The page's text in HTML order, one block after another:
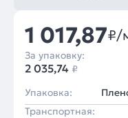
1 017,87₽/
За упаковку:
2 035,74 ₽
Упаковка:
Транспортная: